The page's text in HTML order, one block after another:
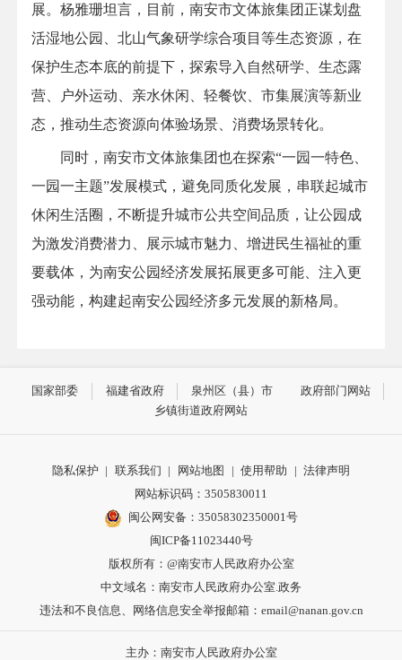
展。杨雅珊坦言，目前，南安市文体旅集团正谋划盘
活湿地公园、北山气象研学综合项目等生态资源，在
保护生态本底的前提下，探索导入自然研学、生态露
营、户外运动、亲水休闲、轻餐饮、市集展演等新业
态，推动生态资源向体验场景、消费场景转化。
同时，南安市文体旅集团也在探索“一园一特色、
一园一主题”发展模式，避免同质化发展，串联起城市
休闲生活圈，不断提升城市公共空间品质，让公园成
为激发消费潜力、展示城市魅力、增进民生福祉的重
要载体，为南安公园经济发展拓展更多可能、注入更
强动能，构建起南安公园经济多元发展的新格局。
国家部委 福建省政府 泉州区（县）市
政府部门网站
乡镇街道政府网站
隐私保护 | 联系我们 | 网站地图 | 使用帮助 | 法律声明
网站标识码：3505830011
闽公网安备：35058302350001号
闽ICP备11023440号
版权所有：@南安市人民政府办公室
中文域名：南安市人民政府办公室.政务
违法和不良信息、网络信息安全举报邮箱：email@nanan.gov.cn
主办：南安市人民政府办公室